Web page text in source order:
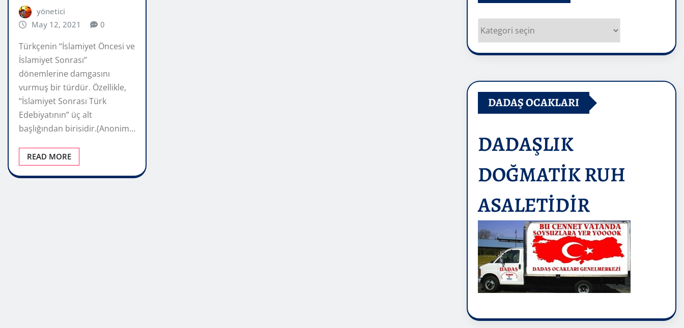
yönetici
May 12, 2021
0
Türkçenin “İslamiyet Öncesi ve
İslamiyet Sonrası”
dönemlerine damgasını
vurmuş bir türdür. Özellikle,
“İslamiyet Sonrası Türk
Edebiyatının” üç alt
başlığından birisidir.(Anonim…
READ MORE
Kategoriler
DADAŞ OCAKLARI
DADAŞLIK
DOĞMATİK RUH
ASALETİDİR